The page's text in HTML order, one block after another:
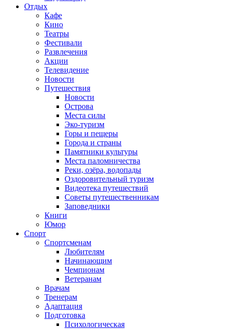
Отдых
Кафе
Кино
Театры
Фестивали
Развлечения
Акции
Телевидение
Новости
Путешествия
Новости
Острова
Места силы
Эко-туризм
Горы и пещеры
Города и страны
Памятники культуры
Места паломничества
Реки, озёра, водопады
Оздоровительный туризм
Видеотека путешествий
Советы путешественникам
Заповедники
Книги
Юмор
Спорт
Спортсменам
Любителям
Начинающим
Чемпионам
Ветеранам
Врачам
Тренерам
Адаптация
Подготовка
Психологическая